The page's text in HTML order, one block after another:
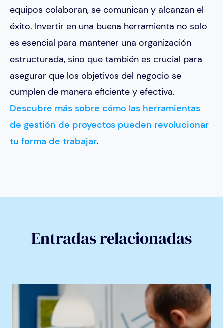
equipos colaboran, se comunican y alcanzan el
éxito. Invertir en una buena herramienta no solo
es esencial para mantener una organización
estructurada, sino que también es crucial para
asegurar que los objetivos del negocio se
cumplen de manera eficiente y efectiva.
Descubre más sobre cómo las herramientas
de gestión de proyectos pueden revolucionar
tu forma de trabajar.
Entradas relacionadas